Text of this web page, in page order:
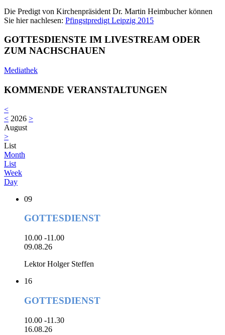
Die Predigt von Kirchenpräsident Dr. Martin Heimbucher können
Sie hier nachlesen: Pfingstpredigt Leipzig 2015
GOTTESDIENSTE IM LIVESTREAM ODER
ZUM NACHSCHAUEN
Mediathek
KOMMENDE VERANSTALTUNGEN
<
< 2026 >
August
>
List
Month
List
Week
Day
09
GOTTESDIENST
10.00 -11.00
09.08.26
Lektor Holger Steffen
16
GOTTESDIENST
10.00 -11.30
16.08.26